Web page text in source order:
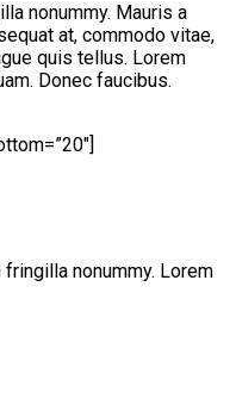
nonummy. Mauris a
at, commodo vitae,
quis tellus. Lorem
Donec faucibus.
nonummy. Lorem